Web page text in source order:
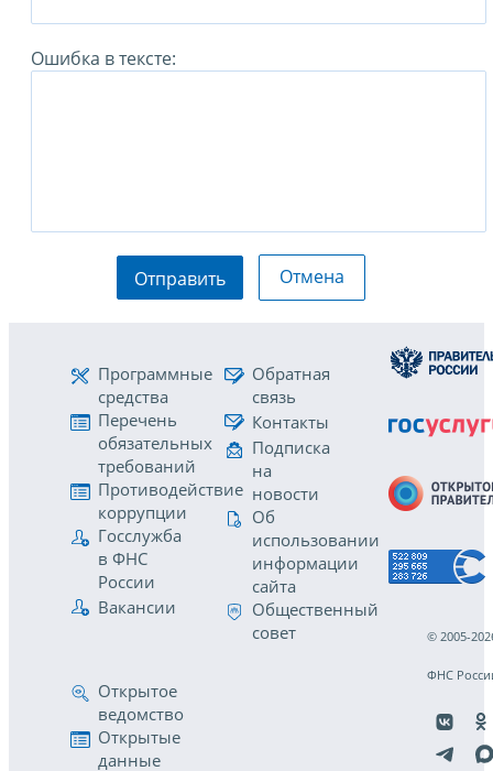
Ошибка в тексте:
Отправить Отмена
Программные
средства
Перечень
обязательных
требований
Противодействие
коррупции
Госслужба
в ФНС
России
Вакансии
Обратная
связь
Контакты
Подписка
на
новости
Об
использовании
информации
сайта
Общественный
совет
Открытое
ведомство
Открытые
данные
© 2005-
ФНС